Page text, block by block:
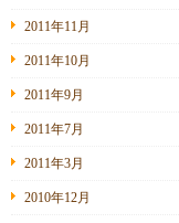
2011年11月
2011年10月
2011年9月
2011年7月
2011年3月
2010年12月